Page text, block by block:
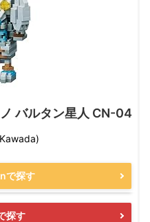
バルタン星人 CN-04
で探す
探す